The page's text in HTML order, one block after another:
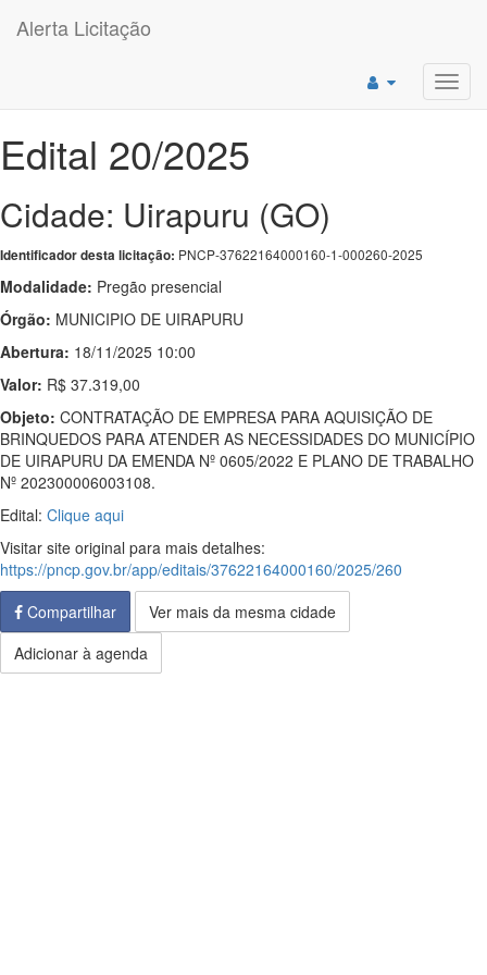
Alerta Licitação
Edital 20/2025
Cidade: Uirapuru (GO)
Identificador desta licitação: PNCP-37622164000160-1-000260-2025
Modalidade: Pregão presencial
Órgão: MUNICIPIO DE UIRAPURU
Abertura: 18/11/2025 10:00
Valor: R$ 37.319,00
Objeto: CONTRATAÇÃO DE EMPRESA PARA AQUISIÇÃO DE
BRINQUEDOS PARA ATENDER AS NECESSIDADES DO MUNICÍPIO
DE UIRAPURU DA EMENDA Nº 0605/2022 E PLANO DE TRABALHO
Nº 202300006003108.
Edital: Clique aqui
Visitar site original para mais detalhes:
https://pncp.gov.br/app/editais/37622164000160/2025/260
Compartilhar
Ver mais da mesma cidade
Adicionar à agenda